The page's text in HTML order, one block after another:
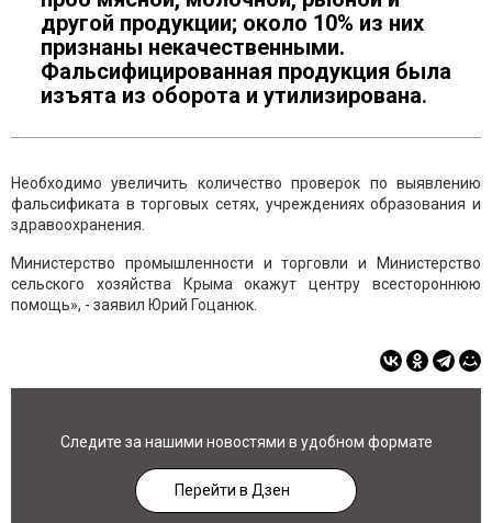
другой продукции; около 10% из них
признаны некачественными.
Фальсифицированная продукция была
изъята из оборота и утилизирована.
Необходимо увеличить количество проверок по выявлению
фальсификата в торговых сетях, учреждениях образования и
здравоохранения.
Министерство промышленности и торговли и Министерство
сельского хозяйства Крыма окажут центру всестороннюю
помощь», - заявил Юрий Гоцанюк.
Следите за нашими новостями в удобном формате
Перейти в Дзен